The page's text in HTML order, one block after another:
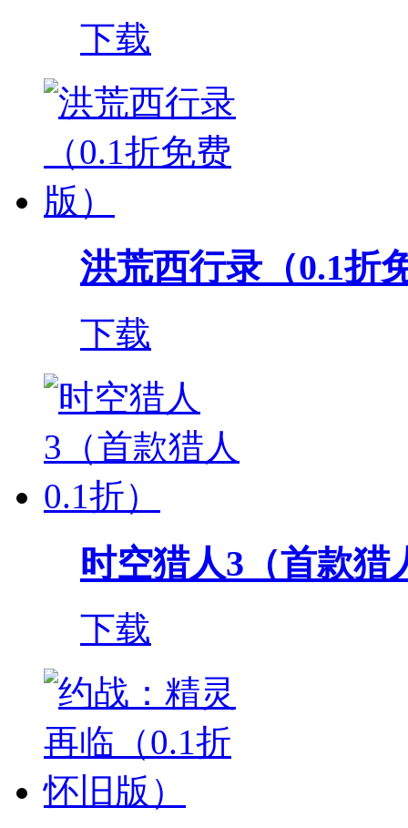
下载
洪荒西行录（0.1折
下载
时空猎人3（首款猎
下载